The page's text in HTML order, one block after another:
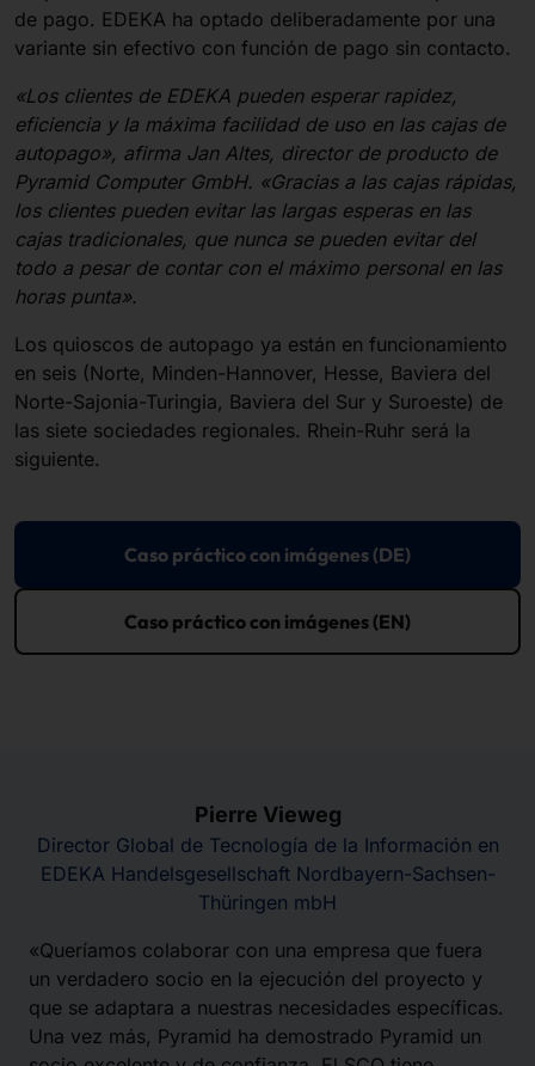
de pago. EDEKA ha optado deliberadamente por una
variante sin efectivo con función de pago sin contacto.
«Los clientes de EDEKA pueden esperar rapidez,
eficiencia y la máxima facilidad de uso en las cajas de
autopago», afirma Jan Altes, director de producto de
Pyramid Computer GmbH. «Gracias a las cajas rápidas,
los clientes pueden evitar las largas esperas en las
cajas tradicionales, que nunca se pueden evitar del
todo a pesar de contar con el máximo personal en las
horas punta».
Los quioscos de autopago ya están en funcionamiento
en seis (Norte, Minden-Hannover, Hesse, Baviera del
Norte-Sajonia-Turingia, Baviera del Sur y Suroeste) de
las siete sociedades regionales. Rhein-Ruhr será la
siguiente.
Caso práctico con imágenes (DE)
Caso práctico con imágenes (EN)
Pierre Vieweg
Director Global de Tecnología de la Información en
EDEKA Handelsgesellschaft Nordbayern-Sachsen-
Thüringen mbH
«Queríamos colaborar con una empresa que fuera
un verdadero socio en la ejecución del proyecto y
que se adaptara a nuestras necesidades específicas.
Una vez más, Pyramid ha demostrado Pyramid un